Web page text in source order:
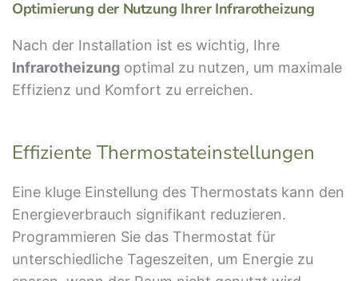
Optimierung der Nutzung Ihrer Infrarotheizung
Nach der Installation ist es wichtig, Ihre
Infrarotheizung optimal zu nutzen, um maximale
Effizienz und Komfort zu erreichen.
Effiziente Thermostateinstellungen
Eine kluge Einstellung des Thermostats kann den
Energieverbrauch signifikant reduzieren.
Programmieren Sie das Thermostat für
unterschiedliche Tageszeiten, um Energie zu